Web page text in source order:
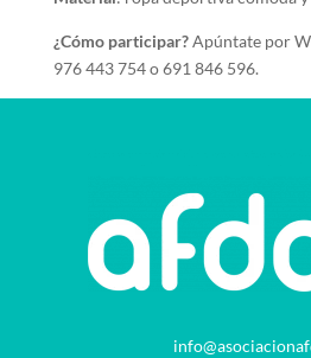
¿Cómo participar?Apúntate por
976 443 754 o 691 846 596.